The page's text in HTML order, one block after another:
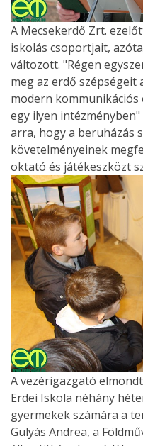
A Mecsekerdő Zrt.
iskolás csoportjait,
változott. "Régen
meg az erdő szépségeit
modern
egy ilyen
arra, hogy a beruházás
követelményeinek
oktató és játékeszközt
A vezérigazgató
Erdei Iskola néhány
gyermekek számára a
Gulyás Andrea, a